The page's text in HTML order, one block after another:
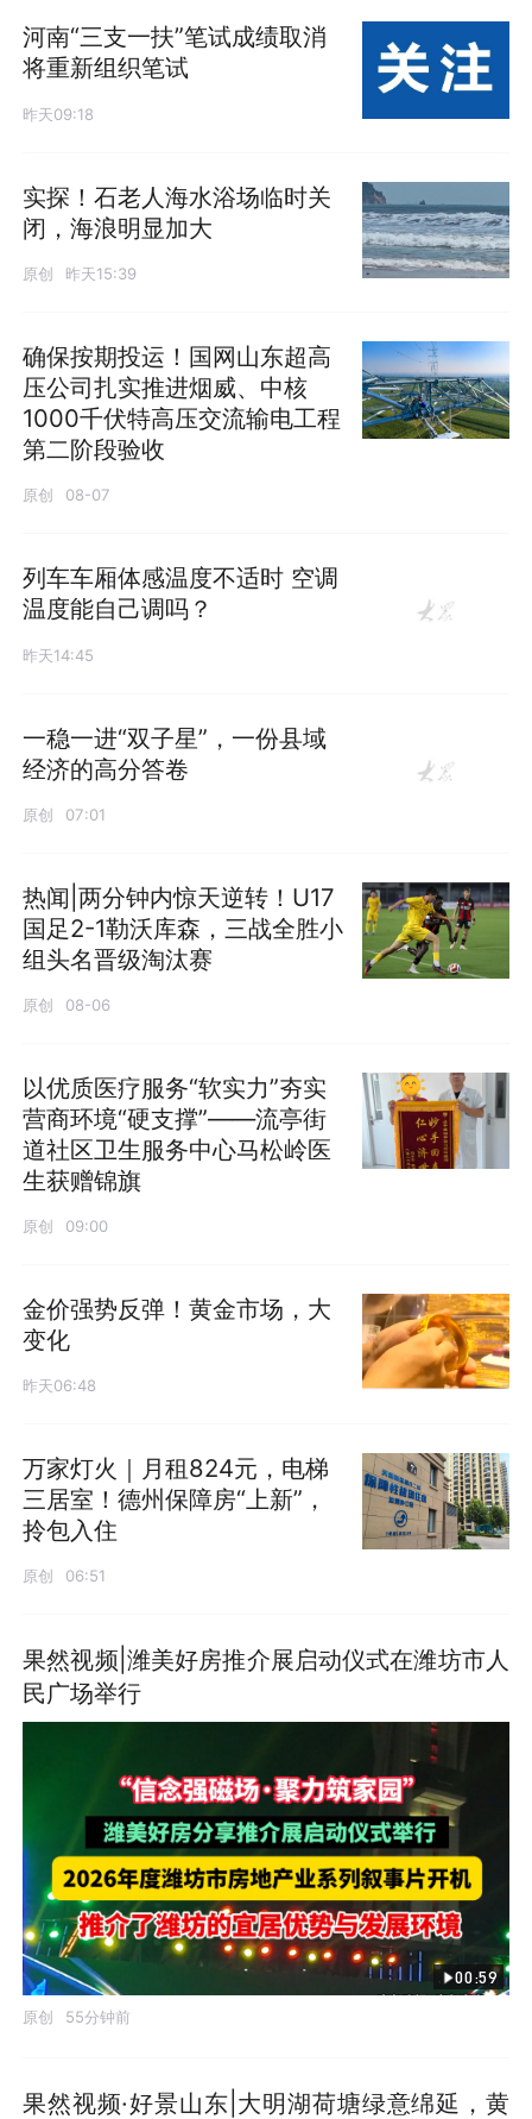
河南“三支一扶”笔试成绩取消
将重新组织笔试
昨天09:18
实探！石老人海水浴场临时关
闭，海浪明显加大
原创 昨天15:39
确保按期投运！国网山东超高
压公司扎实推进烟威、中核
1000千伏特高压交流输电工程
第二阶段验收
原创 08-07
列车车厢体感温度不适时 空调
温度能自己调吗？
昨天14:45
一稳一进“双子星”，一份县域
经济的高分答卷
原创 07:01
热闻|两分钟内惊天逆转！U17
国足2-1勒沃库森，三战全胜小
组头名晋级淘汰赛
原创 08-06
以优质医疗服务“软实力”夯实
营商环境“硬支撑”——流亭街
道社区卫生服务中心马松岭医
生获赠锦旗
原创 09:00
金价强势反弹！黄金市场，大
变化
昨天06:48
万家灯火｜月租824元，电梯
三居室！德州保障房“上新”，
拎包入住
原创 06:51
果然视频|潍美好房推介展启动仪式在潍坊市人
民广场举行
00:59
原创 55分钟前
果然视频·好景山东|大明湖荷塘绿意绵延，黄